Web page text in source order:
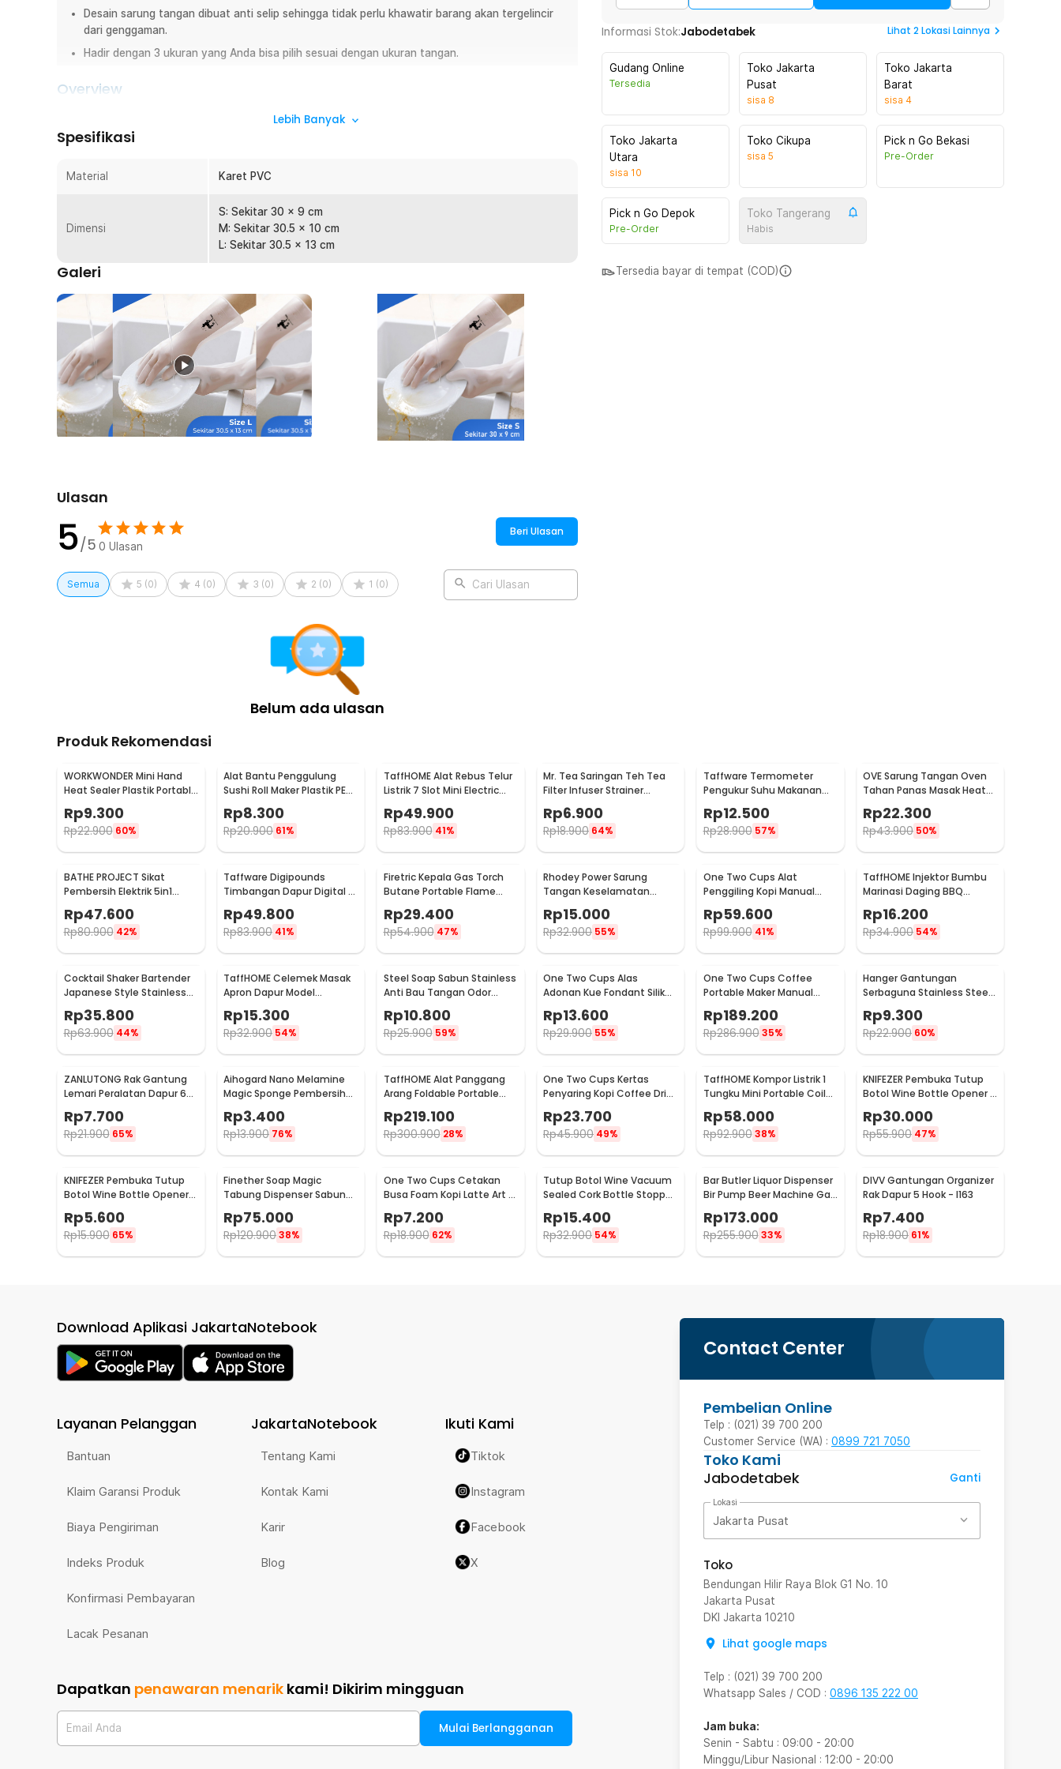
Desain sarung tangan dibuat anti selip sehingga tidak perlu khawatir barang akan tergelincir
dari genggaman.
Hadir dengan 3 ukuran yang Anda bisa pilih sesuai dengan ukuran tangan.
Overview
dipakai, dan menjaga tangan tetap bersih saat mencuci piring atau perabotan lainnya. Aman, praktis,
dan higienis!
Fitur
Dengan menggunakan sarung tangan ini, Anda tidak perlu khawatir tangan terkena noda atau
kotoran saat bersih-bersih. Sarung tangan cocok untuk berbagai keperluan rumah tangga,
Material Karet PVC
Sarung tangan terbuat dari karet PVC yang sangat lembut dan nyaman digunakan, sehingga
Anda dapat mengerjakan pekerjaan rumah dengan lebih nyaman. Bahan ini juga memiliki daya
tahan baik sehingga awet untuk penggunaan jangka panjang.
Anti Selip
Desain sarung tangan bersifat anti selip sehingga Anda tidak perlu khawatir piring atau barang
pecah belah terlepas dari genggaman. Dengan demikian, Anda bisa membersihkan perabotan
dengan aman dan nyaman.
Lebih Banyak
Spesifikasi
Material Karet PVC
Dimensi
S: Sekitar 30 x 9 cm
M: Sekitar 30.5 x 10 cm
L: Sekitar 30.5 x 13 cm
Galeri
Ulasan
5/5 0 Ulasan
Beri Ulasan
Semua 5 (0) 4 (0) 3 (0) 2 (0) 1 (0) Cari Ulasan
Belum ada ulasan
Informasi Stok:Jabodetabek Lihat 2Lokasi Lainnya
Gudang Online
Tersedia
Toko Jakarta
Pusat
sisa 8
Toko Jakarta
Barat
sisa 4
Toko Jakarta
Utara
sisa 10
Toko Cikupa
sisa 5
Pick n Go Bekasi
Pre-Order
Pick n Go Depok
Pre-Order
Toko Tangerang
Habis
Tersedia bayar di tempat (COD)
Produk Rekomendasi
WORKWONDER Mini Hand
Heat Sealer Plastik Portable
Baterai AA - LX2000A
Rp9.300
Rp22.900 60%
Alat Bantu Penggulung
Sushi Roll Maker Plastik PE
22x20.5x0.1cm - E1119
Rp8.300
Rp20.900 61%
TaffHOME Alat Rebus Telur
Listrik 7 Slot Mini Electric
Egg Cooker 350W - YS-203
Rp49.900
Rp83.900 41%
Mr. Tea Saringan Teh Tea
Filter Infuser Strainer
Chilling Man Silicon - MR03
Rp6.900
Rp18.900 64%
Taffware Termometer
Pengukur Suhu Makanan
Digital Daging Kopi Susu -
TP101
Rp12.500
Rp28.900 57%
OVE Sarung Tangan Oven
Tahan Panas Masak Heat
Resistant Gloves - 540F
Rp22.300
Rp43.900 50%
BATHE PROJECT Sikat
Pembersih Elektrik 5in1
Magic Brush Rechargeable
- WQ8110
Rp47.600
Rp80.900 42%
Taffware Digipounds
Timbangan Dapur Digital 6
Satuan 1kg 0.1g - i2000
Rp49.800
Rp83.900 41%
Firetric Kepala Gas Torch
Butane Portable Flame
Gun Adjustable - 807
Rp29.400
Rp54.900 47%
Rhodey Power Sarung
Tangan Keselamatan
Tahan Goresan Pisau -
EN388
Rp15.000
Rp32.900 55%
One Two Cups Alat
Penggiling Kopi Manual
Coffee Grinder Portable -
WFCG9800
Rp59.600
Rp99.900 41%
TaffHOME Injektor Bumbu
Marinasi Daging BBQ
Seasoning Injector - HC117
Rp16.200
Rp34.900 54%
Cocktail Shaker Bartender
Japanese Style Stainless
Steel 200ml
Rp35.800
Rp63.900 44%
TaffHOME Celemek Masak
Apron Dapur Model
Kantong Pola Spatula -
JJ41
Rp15.300
Rp32.900 54%
Steel Soap Sabun Stainless
Anti Bau Tangan Odor
Remove - HW071
Rp10.800
Rp25.900 59%
One Two Cups Alas
Adonan Kue Fondant Silikon
Baking Mat Anti Slip -
JJ3873
Rp13.600
Rp29.900 55%
One Two Cups Coffee
Portable Maker Manual
Hand Press Espresso 300ml
- T35066
Rp189.200
Rp286.900 35%
Hanger Gantungan
Serbaguna Stainless Steel
10 PCS - M127105
Rp9.300
Rp22.900 60%
ZANLUTONG Rak Gantung
Lemari Peralatan Dapur 6
Hook Besi - 2137
Rp7.700
Rp21.900 65%
Aihogard Nano Melamine
Magic Sponge Pembersih
Karat Besi - CW62
Rp3.400
Rp13.900 76%
TaffHOME Alat Panggang
Arang Foldable Portable
BBQ Outdoor Grill Stove -
HWSK77
Rp219.100
Rp300.900 28%
One Two Cups Kertas
Penyaring Kopi Coffee Drip
Bag Paper Filter 50PCS -
T111
Rp23.700
Rp45.900 49%
TaffHOME Kompor Listrik 1
Tungku Mini Portable Coil
Hot Plate 500W - C1-1000-
03
Rp58.000
Rp92.900 38%
KNIFEZER Pembuka Tutup
Botol Wine Bottle Opener -
TYK-074B
Rp30.000
Rp55.900 47%
KNIFEZER Pembuka Tutup
Botol Wine Bottle Opener
Stainless Steel - WS01
Rp5.600
Rp15.900 65%
Finether Soap Magic
Tabung Dispenser Sabun
Otomatis 400ml - AD-03
Rp75.000
Rp120.90038%
One Two Cups Cetakan
Busa Foam Kopi Latte Art 16
PCS - JJYE01
Rp7.200
Rp18.900 62%
Tutup Botol Wine Vacuum
Sealed Cork Bottle Stopper
Stainless Steel - G94529
Rp15.400
Rp32.900 54%
Bar Butler Liquor Dispenser
Bir Pump Beer Machine Gas
Station 900ml - P-36
Rp173.000
Rp255.900 33%
DIVV Gantungan Organizer
Rak Dapur 5 Hook - I163
Rp7.400
Rp18.900 61%
Contact Center
Pembelian Online
Telp : (021) 39 700 200
Customer Service (WA) : 0899 721 7050
Toko Kami
Jabodetabek
Ganti
Lokasi
Jakarta Pusat
Toko
Bendungan Hilir Raya Blok G1 No. 10
Jakarta Pusat
DKI Jakarta 10210
Lihat google maps
Telp : (021) 39 700 200
Whatsapp Sales / COD : 0896 135 222 00
Jam buka:
Senin - Sabtu : 09:00 - 20:00
Minggu/Libur Nasional : 12:00 - 20:00
Download Aplikasi JakartaNotebook
Layanan Pelanggan
Bantuan
Klaim Garansi Produk
Biaya Pengiriman
Indeks Produk
Konfirmasi Pembayaran
Lacak Pesanan
JakartaNotebook
Tentang Kami
Kontak Kami
Karir
Blog
Ikuti Kami
Tiktok
Instagram
Facebook
X
Dapatkan penawaran menarik kami! Dikirim mingguan
Email Anda Mulai Berlangganan